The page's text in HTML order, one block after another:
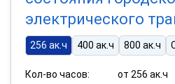
электрического
256 ак.ч 400 ак.ч 800 ак.ч
Кол-во часов:
от 256 ак.ч